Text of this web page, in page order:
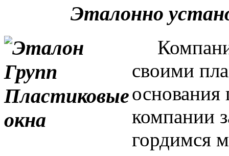
Эталонно
своими
основания
компании
гордимся